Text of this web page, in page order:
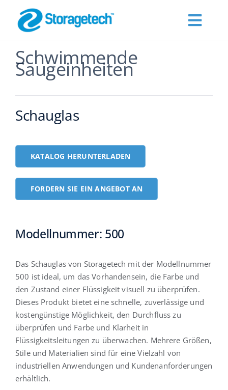
content
Fordern Sie ein Angebot an
Schwimmende
Saugeinheiten
Schauglas
KATALOG HERUNTERLADEN
FORDERN SIE EIN ANGEBOT AN
Modellnummer: 500
Das Schauglas von Storagetech mit der Modellnummer
500 ist ideal, um das Vorhandensein, die Farbe und
den Zustand einer Flüssigkeit visuell zu überprüfen.
Dieses Produkt bietet eine schnelle, zuverlässige und
kostengünstige Möglichkeit, den Durchfluss zu
überprüfen und Farbe und Klarheit in
Flüssigkeitsleitungen zu überwachen. Mehrere Größen,
Stile und Materialien sind für eine Vielzahl von
industriellen Anwendungen und Kundenanforderungen
erhältlich.